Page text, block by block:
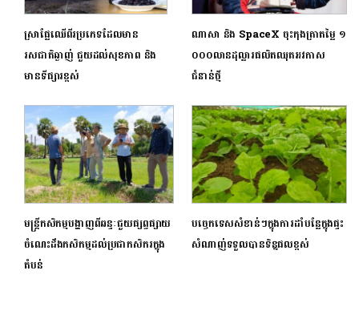
ស្រាផ្លែឈើពីរប្រភេទដែលមាន
រសជាតិឆ្ងាញ់ ជួយដល់សុខភាព និង
មានទីផ្សារខ្ពស់
ណាសា និង SpaceX ចុះកុងត្រាតម្លៃ ១
០០០លានដុល្លារផលិតឈុតអវកាស
ជំនាន់ថ្មី
មន្ត្រីកសិកម្មបង្ហាញពីឆន្ទៈជួយផ្សព្វផ្សាយ
ចំណេះដឹងកសិកម្មដល់ប្រជាកសិករក្នុង
តំបន់
បច្ចេកទេសសំខាន់ៗក្នុងការដាំបន្លែក្នុងផ្ទះ
សំណាញ់ទទួលបានទិន្នផលខ្ពស់